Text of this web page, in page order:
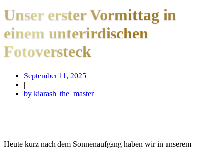
Unser erster Vormittag in
einem unterirdischen
Fotoversteck
September 11, 2025
|
by kiarash_the_master
Heute kurz nach dem Sonnenaufgang haben wir in unserem